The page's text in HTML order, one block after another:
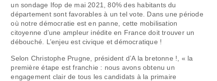
un sondage Ifop de mai 2021, 80% des habitants du
département sont favorables à un tel vote. Dans une période
où notre démocratie est en panne, cette mobilisation
citoyenne d’une ampleur inédite en France doit trouver un
débouché. L’enjeu est civique et démocratique !
Selon Christophe Prugne, président d’A la bretonne !, « la
première étape est franchie : nous avons obtenu un
engagement clair de tous les candidats à la primaire